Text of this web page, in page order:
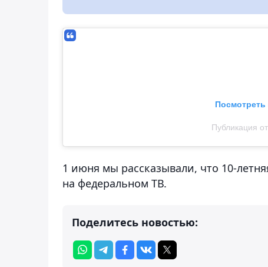
Публикация
1 июня мы рассказывали, что 10-
на федеральном ТВ.
Поделитесь новостью: